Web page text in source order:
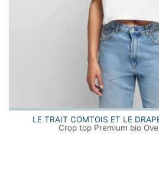
LE TRAIT COMTOIS ET LE
Crop top Premium bio